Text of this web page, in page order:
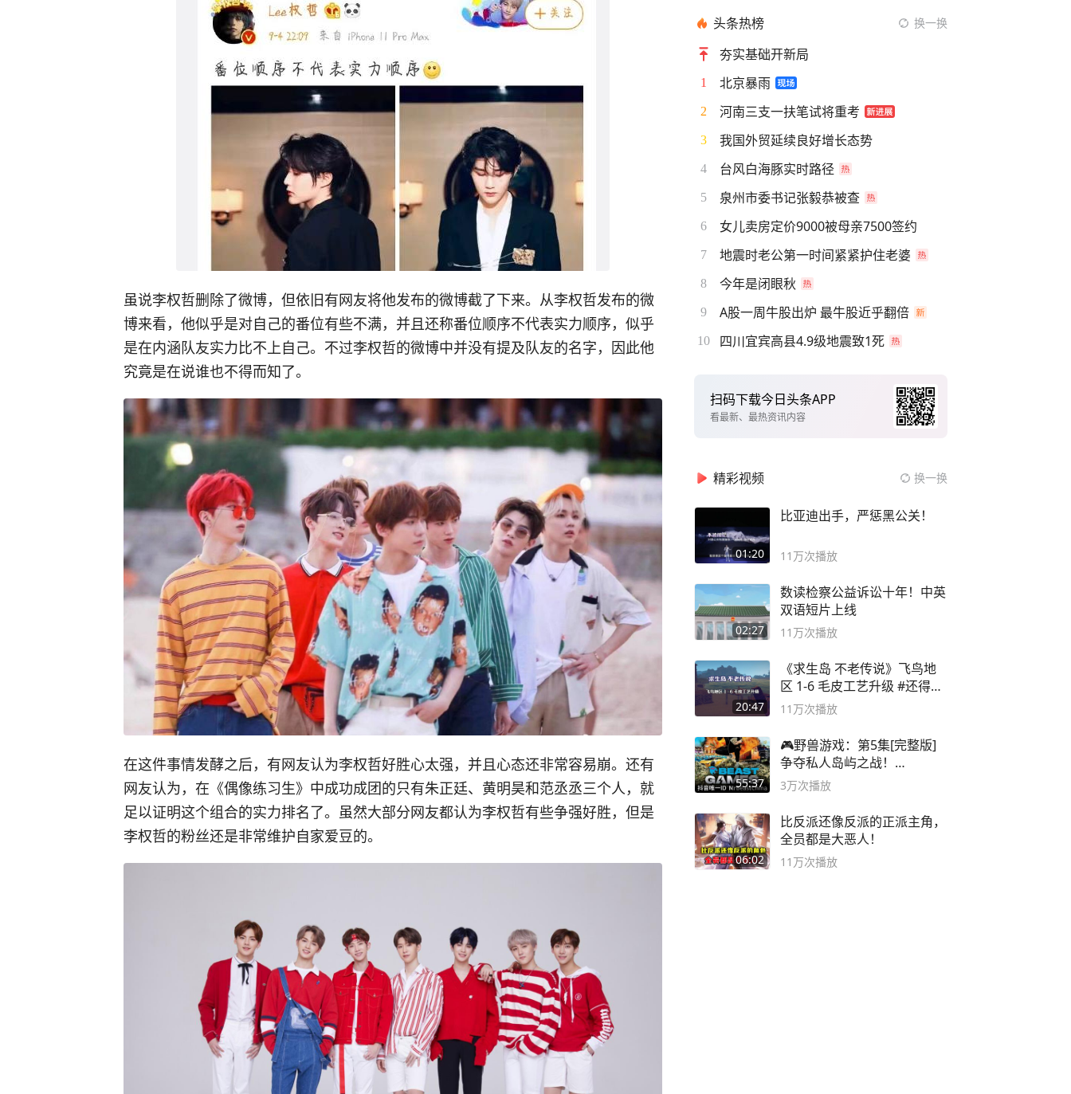
虽说李权哲删除了微博，但依旧有网友将他发布的微博截了下来。从李权哲发布的微
博来看，他似乎是对自己的番位有些不满，并且还称番位顺序不代表实力顺序，似乎
是在内涵队友实力比不上自己。不过李权哲的微博中并没有提及队友的名字，因此他
究竟是在说谁也不得而知了。
在这件事情发酵之后，有网友认为李权哲好胜心太强，并且心态还非常容易崩。还有
网友认为，在《偶像练习生》中成功成团的只有朱正廷、黄明昊和范丞丞三个人，就
足以证明这个组合的实力排名了。虽然大部分网友都认为李权哲有些争强好胜，但是
李权哲的粉丝还是非常维护自家爱豆的。
头条热榜 换一换
夯实基础开新局
1 北京暴雨
2 河南三支一扶笔试将重考
3 我国外贸延续良好增长态势
4 台风白海豚实时路径
5 泉州市委书记张毅恭被查
6 女儿卖房定价9000被母亲7500签约
7 地震时老公第一时间紧紧护住老婆
8 今年是闭眼秋
9 A股一周牛股出炉 最牛股近乎翻倍
10 四川宜宾高县4.9级地震致1死
扫码下载今日头条APP
看最新、最热资讯内容
精彩视频 换一换
01:20
比亚迪出手，严惩黑公关！
11万次播放
02:27
数读检察公益诉讼十年！中英
双语短片上线
11万次播放
20:47
《求生岛 不老传说》飞鸟地
区 1-6 毛皮工艺升级 #还得是
主机大作
11万次播放
55:37
🎮野兽游戏：第5集[完整版]
争夺私人岛屿之战！
#MrBeastChina
3万次播放
06:02
比反派还像反派的正派主角，
全员都是大恶人！
11万次播放